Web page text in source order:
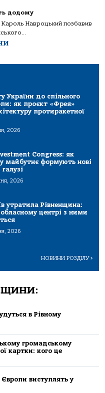
додому
Навроцький позбавив
України до спільного
як проєкт «Фрея»
протиракетної
2026
Congress: як
у майбутнє формують нові
2026
утратила Рівненщина:
обласному центрі з ними
2026
НОВИНИ РОЗДІЛУ>
в Рівному
громадському
картки: кого це
виступлять у